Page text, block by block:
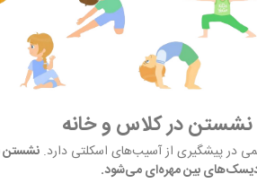
پیشگیری از آسیب‌های اسکلتی دارد. نشستن
دیسک‌های بین مهره‌ای می‌شود.